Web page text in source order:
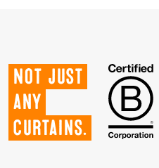
Not just
any
curtains.